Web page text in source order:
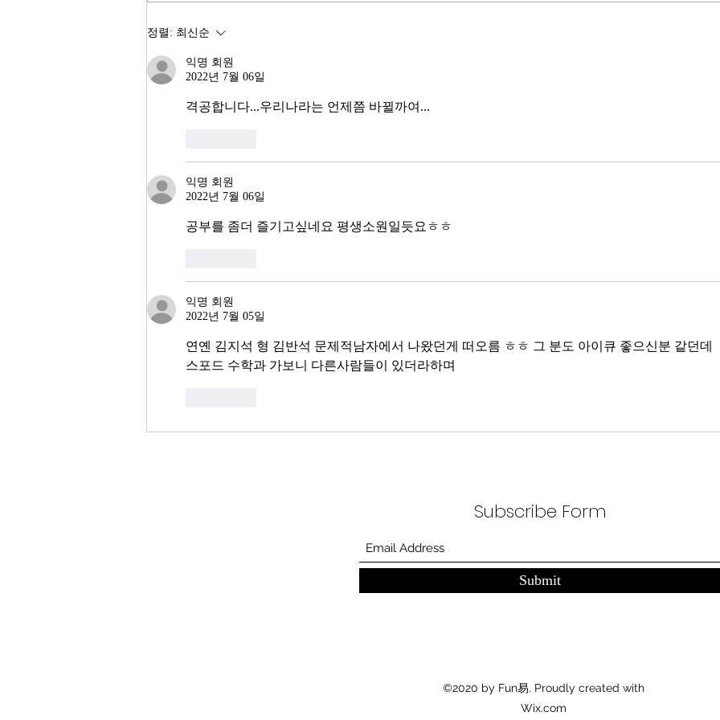
다. 숫자만 보면 대한민국 경제가
그러나 상가 절반이 공실이고, 폐
업 신고가 줄을 잇는다. 자영업자
10명 중 4명 이상이 향후 3년 내
정렬: 최신순
익명 회원
2022년 7월 06일
격공합니다...우리나라는 언제쯤 바뀔까여...
익명 회원
2022년 7월 06일
공부를 좀더 즐기고싶네요 평생소원일듯요ㅎㅎ
익명 회원
2022년 7월 05일
연옌 김지석 형 김반석 문제적남자에서 나왔던게 떠오름 ㅎㅎ 그 분도 아이큐 좋으신분 같던데
스포드 수학과 가보니 다른사람들이 있더라하며
Subscribe Form
Submit
©2020 by Fun易. Proudly created with
Wix.com